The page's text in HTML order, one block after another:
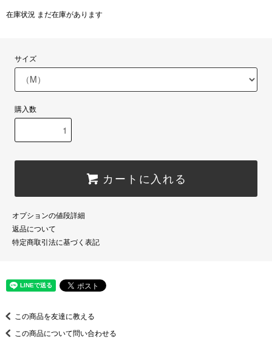
在庫状況 まだ在庫があります
サイズ
購入数
カートに入れる
オプションの値段詳細
返品について
特定商取引法に基づく表記
この商品を友達に教える
この商品について問い合わせる